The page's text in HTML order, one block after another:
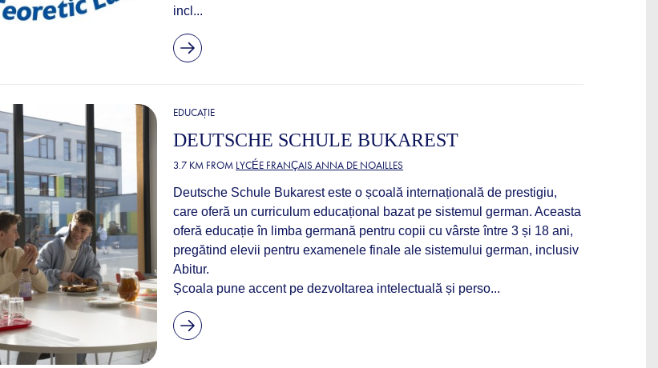
incl...
EDUCAȚIE
DEUTSCHE SCHULE BUKAREST
3.7 KM FROM LYCÉE FRANÇAIS ANNA DE NOAILLES
Deutsche Schule Bukarest este o școală internațională de prestigiu,
care oferă un curriculum educațional bazat pe sistemul german. Aceasta
oferă educație în limba germană pentru copii cu vârste între 3 și 18 ani,
pregătind elevii pentru examenele finale ale sistemului german, inclusiv
Abitur.
Școala pune accent pe dezvoltarea intelectuală și perso...